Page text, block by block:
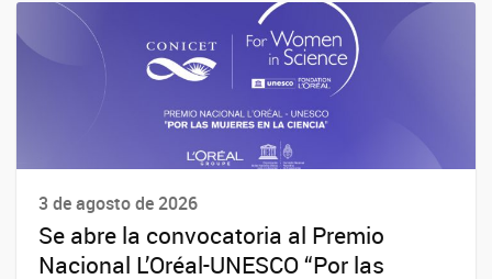
3 de agosto de 2026
Se abre la convocatoria al Premio
Nacional L’Oréal-UNESCO “Por las